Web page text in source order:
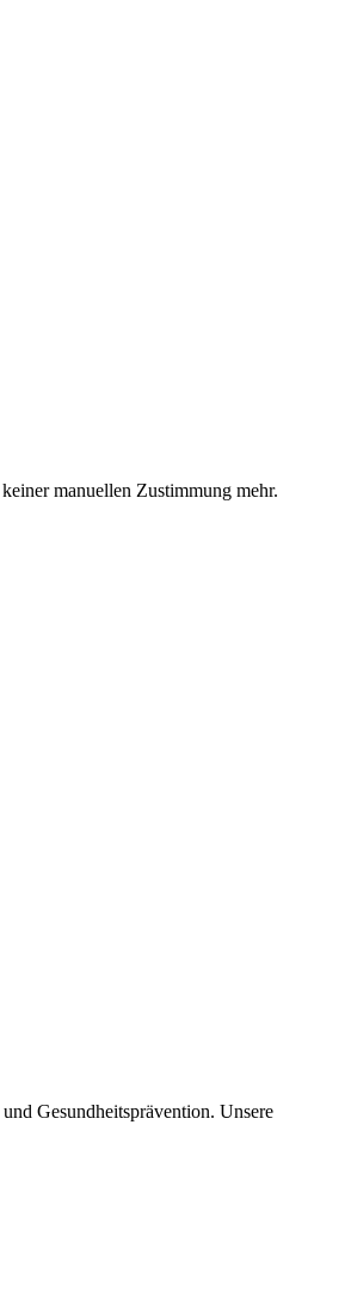
manuellen Zustimmung mehr.
Gesundheitsprävention. Unsere